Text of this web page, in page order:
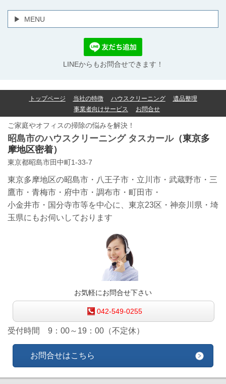
MENU
LINEからもお問合せできます！
トップページ 当社の特徴 ハウスクリーニング
遺品整理
事業者向けサービス
お問合せ
ご家庭やオフィスの掃除の悩みを解決！
昭島市のハウスクリーニング タスカール（東京多
摩地区密着）
東京都昭島市田中町1-33-7
東京多摩地区の昭島市・八王子市・立川市・武蔵野市・三
鷹市・青梅市・府中市・調布市・町田市・
小金井市・国分寺市等を中心に、 東京23区・ 神奈川県・埼
玉県にもお伺いしております
お気軽にお問合せ下さい
042-549-0255
受付時間 9：00～19：00（不定休）
お問合せはこちら